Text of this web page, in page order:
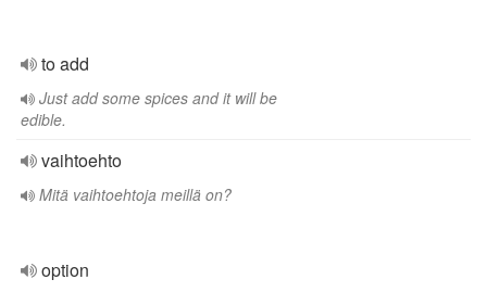
to add
Just add some spices and it will be
edible.
vaihtoehto
Mitä vaihtoehtoja meillä on?
option